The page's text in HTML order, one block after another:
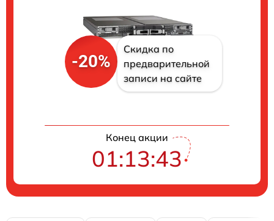
-20%
Скидка по
предварительной
записи на сайте
Конец акции
01:13:42